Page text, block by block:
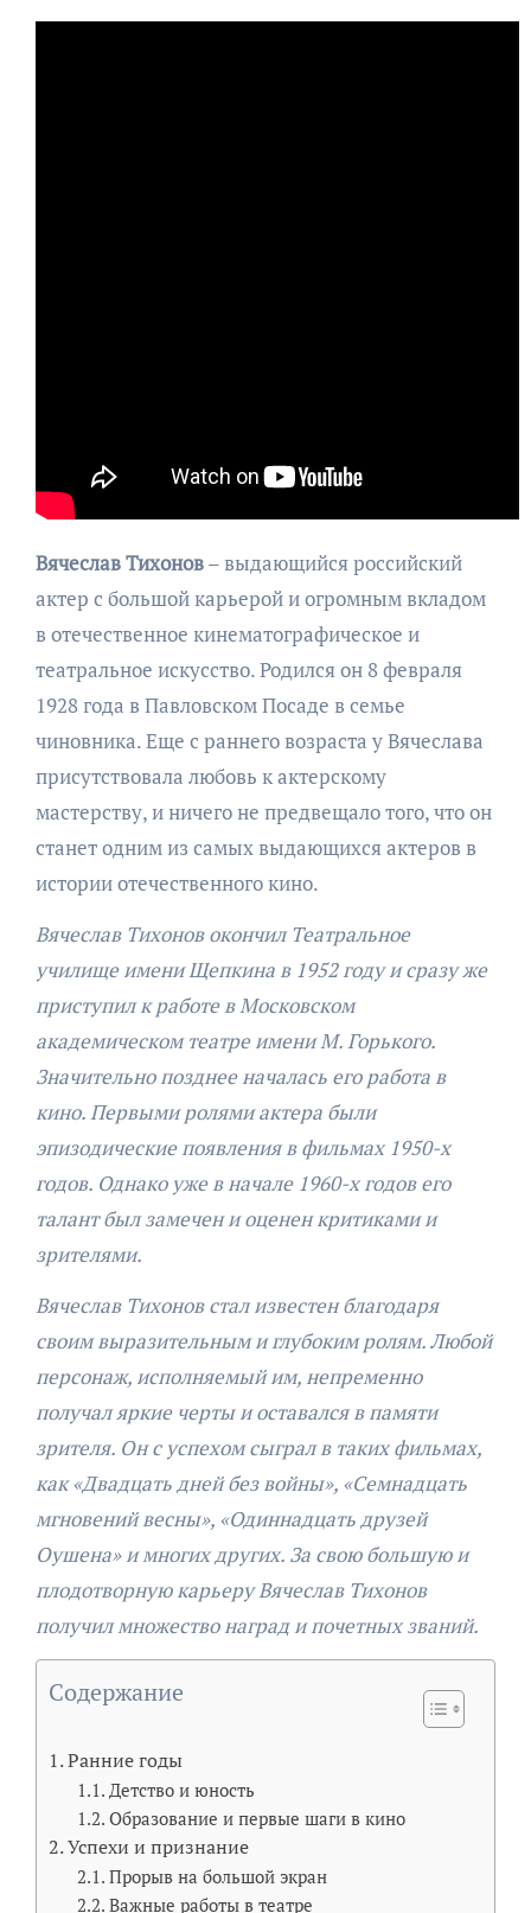
Вячеслав Тихонов– выдающийся российский
актер с большой карьерой и огромным вкладом
в отечественное кинематографическое и
театральное искусство. Родился он 8 февраля
1928 года в Павловском Посаде в семье
чиновника. Еще с раннего возраста у Вячеслава
присутствовала любовь к актерскому
мастерству, и ничего не предвещало того, что он
станет одним из самых выдающихся актеров в
истории отечественного кино.
Вячеслав Тихонов окончил Театральное
училище имени Щепкина в 1952 году и сразу же
приступил к работе в Московском
академическом театре имени М. Горького.
Значительно позднее началась его работа в
кино. Первыми ролями актера были
эпизодические появления в фильмах 1950-х
годов. Однако уже в начале 1960-х годов его
талант был замечен и оценен критиками и
зрителями.
Вячеслав Тихонов стал известен благодаря
своим выразительным и глубоким ролям. Любой
персонаж, исполняемый им, непременно
получал яркие черты и оставался в памяти
зрителя. Он с успехом сыграл в таких фильмах,
как «Двадцать дней без войны», «Семнадцать
мгновений весны», «Одиннадцать друзей
Оушена» и многих других. За свою большую и
плодотворную карьеру Вячеслав Тихонов
получил множество наград и почетных званий.
Содержание
Ранние годы
Детство и юность
Образование и первые шаги в кино
Успехи и признание
Прорыв на большой экран
Важные работы в театре